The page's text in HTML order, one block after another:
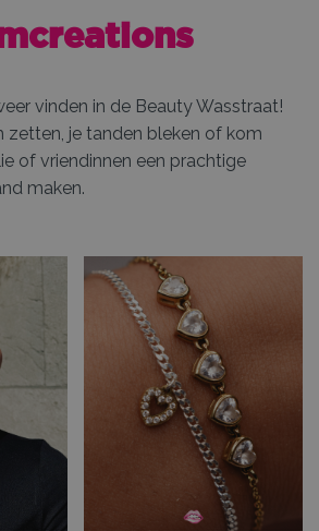
vinden in de Beauty Wasstraat!
zetten, je tanden bleken of kom
of vriendinnen een prachtige
maken.